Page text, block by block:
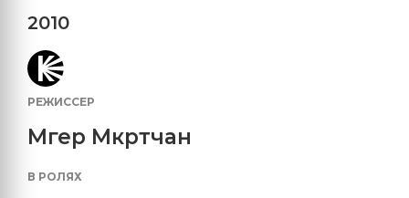
2010
РЕЖИССЕР
Мгер Мкртчан
В РОЛЯХ